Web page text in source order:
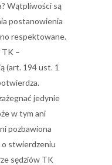
Wątpliwości są
postanowienia
respektowane.
TK –
(art. 194 ust. 1
jedynie
w tym ani
pozbawiona
o stwierdzeniu
sędziów TK